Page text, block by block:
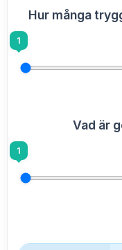
Hur många
1
Vad är
1